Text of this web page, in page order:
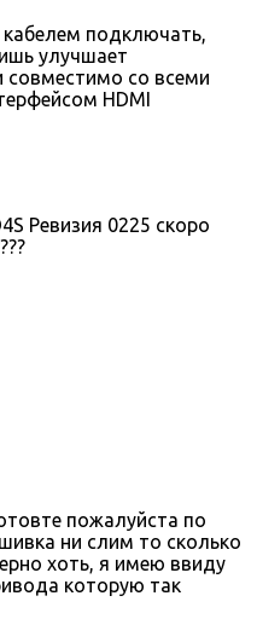
подключать,
улучшает
совместимо со всеми
HDMI
Ревизия 0225 скоро
пожалуйста по
ни слим то сколько
хоть, я имею ввиду
которую так